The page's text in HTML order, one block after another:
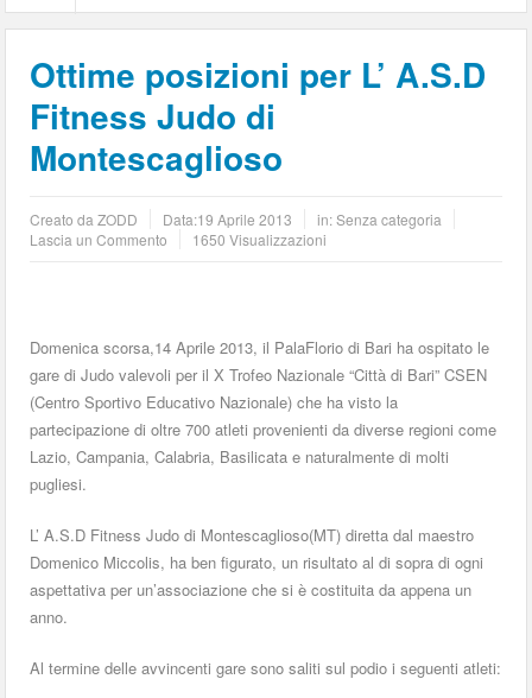
Ottime posizioni per L’ A.S.D
Fitness Judo di
Montescaglioso
Creato daZODD Data:19 Aprile 2013
in: Senza categoria
Lascia un Commento
1650 Visualizzazioni
Domenica scorsa,14 Aprile 2013, il PalaFlorio di Bari ha ospitato le
gare di Judo valevoli per il X Trofeo Nazionale “Città di Bari” CSEN
(Centro Sportivo Educativo Nazionale) che ha visto la
partecipazione di oltre 700 atleti provenienti da diverse regioni come
Lazio, Campania, Calabria, Basilicata e naturalmente di molti
pugliesi.
L’ A.S.D Fitness Judo di Montescaglioso(MT) diretta dal maestro
Domenico Miccolis, ha ben figurato, un risultato al di sopra di ogni
aspettativa per un’associazione che si è costituita da appena un
anno.
Al termine delle avvincenti gare sono saliti sul podio i seguenti atleti: